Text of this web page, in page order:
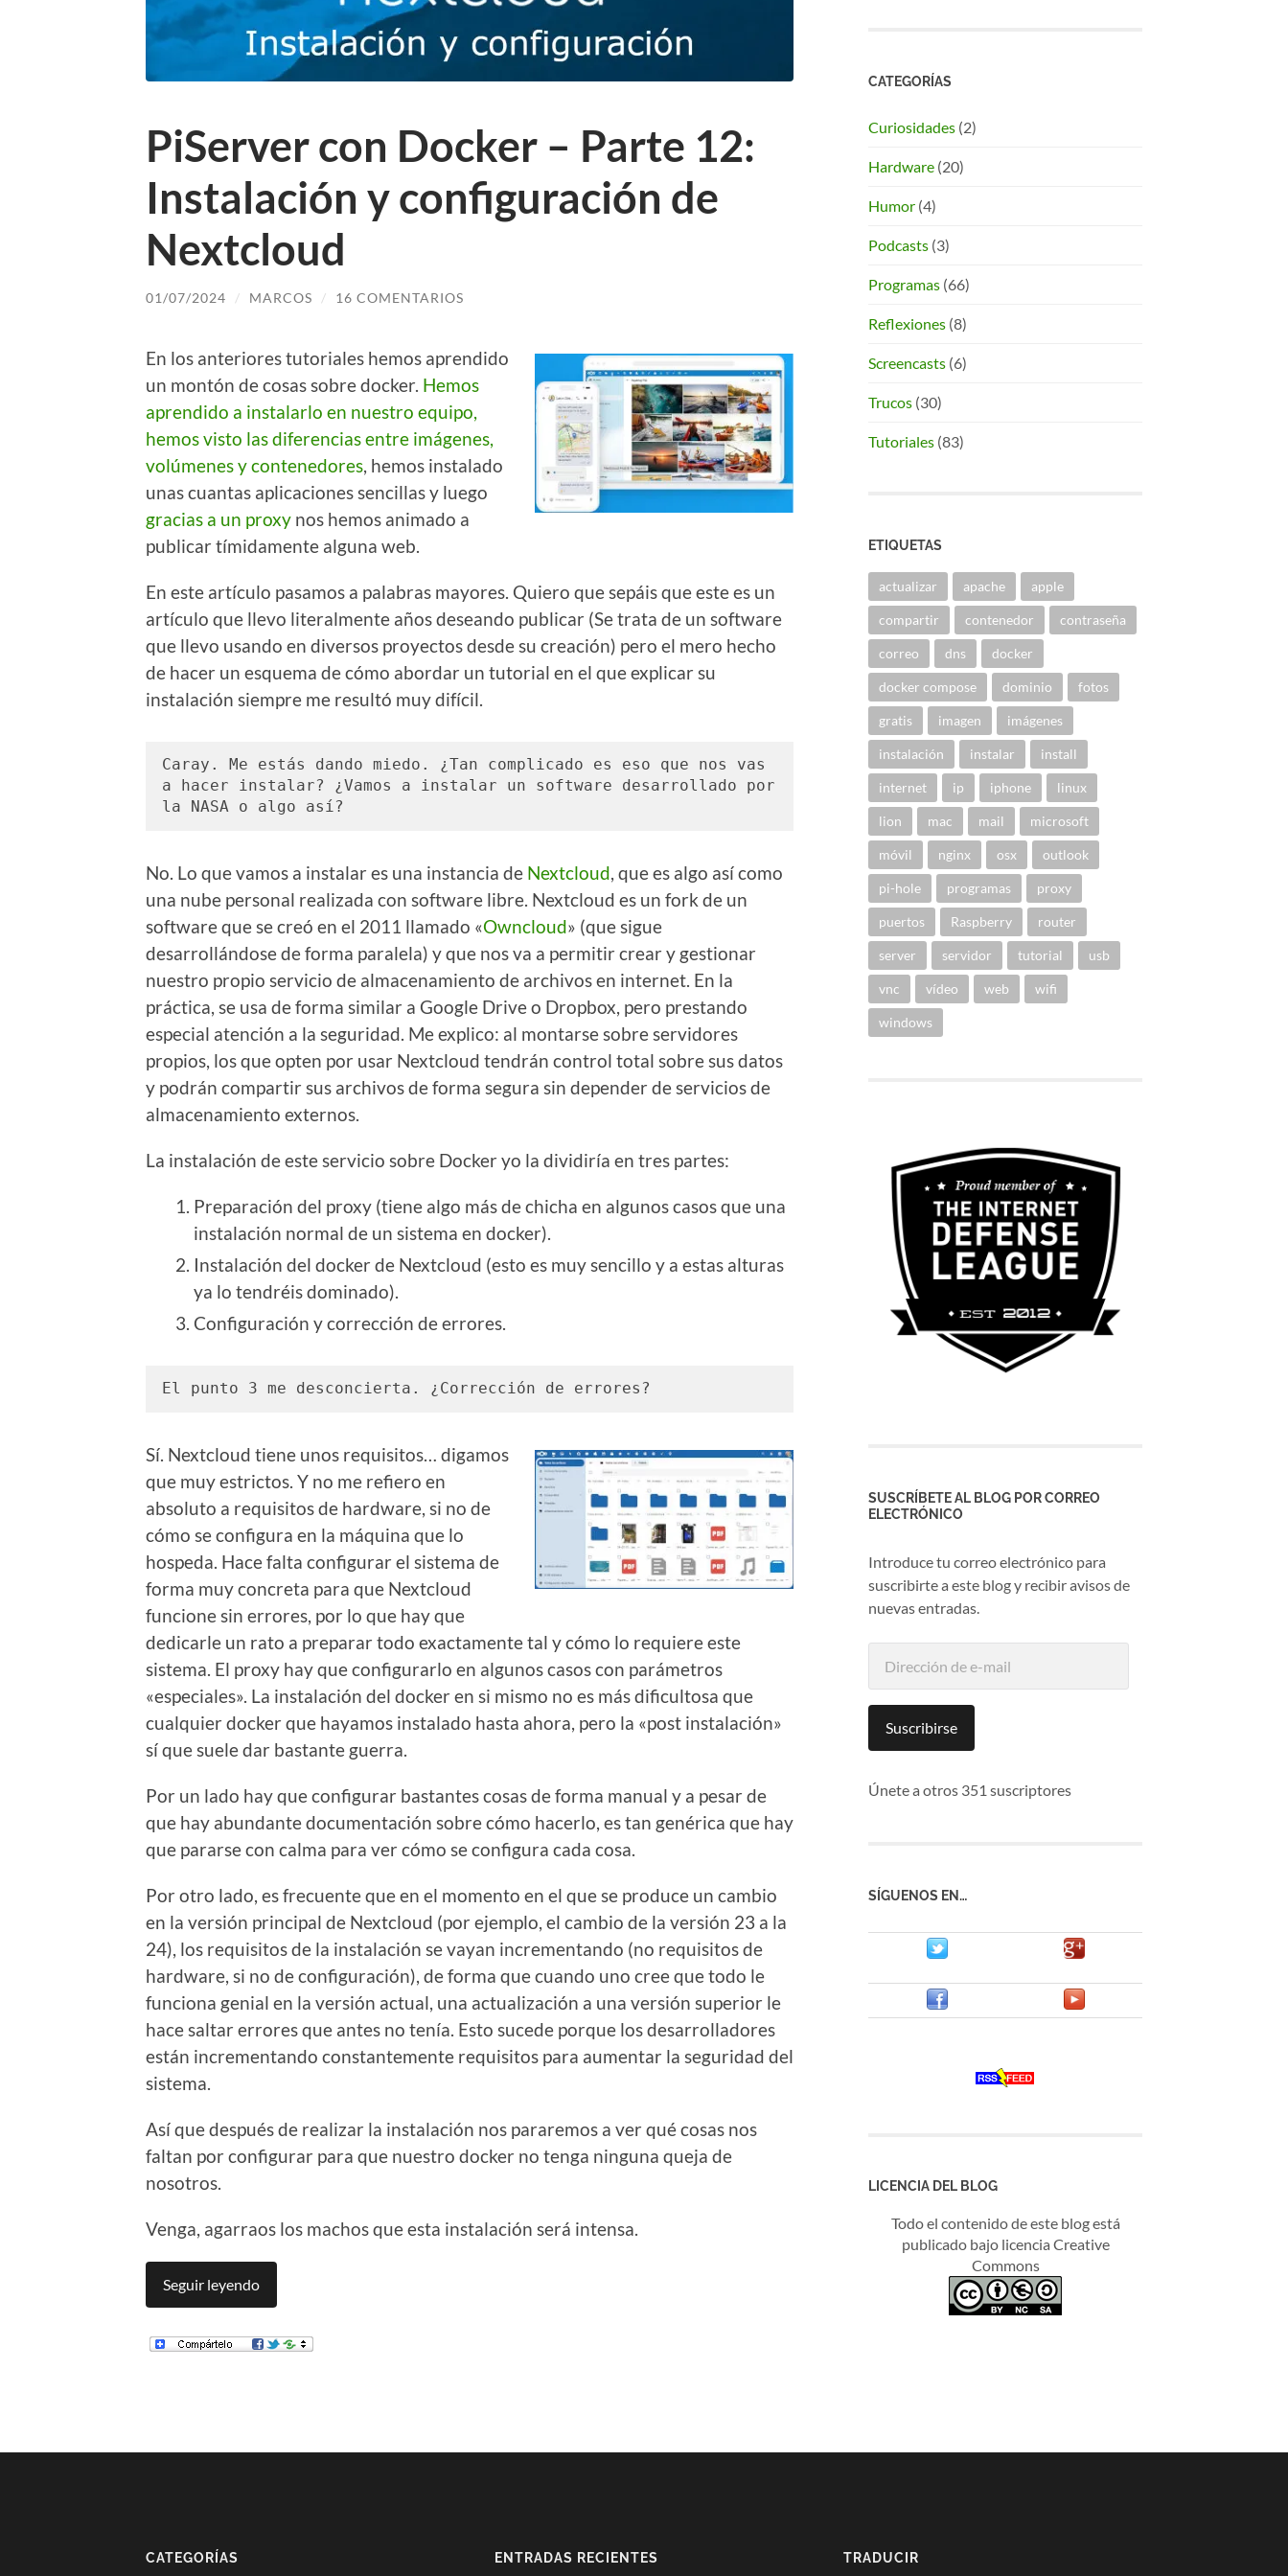
PiServer con Docker – Parte 12:
Instalación y configuración de
Nextcloud
01/07/2024 / MARCOS / 16 COMENTARIOS
En los anteriores tutoriales hemos aprendido
un montón de cosas sobre docker. Hemos
aprendido a instalarlo en nuestro equipo,
hemos visto las diferencias entre imágenes,
volúmenes y contenedores, hemos instalado
unas cuantas aplicaciones sencillas y luego
gracias a un proxy nos hemos animado a
publicar tímidamente alguna web.
En este artículo pasamos a palabras mayores. Quiero que sepáis que este es un
artículo que llevo literalmente años deseando publicar (Se trata de un software
que llevo usando en diversos proyectos desde su creación) pero el mero hecho
de hacer un esquema de cómo abordar un tutorial en el que explicar su
instalación siempre me resultó muy difícil.
Caray. Me estás dando miedo. ¿Tan complicado es eso que nos vas
a hacer instalar? ¿Vamos a instalar un software desarrollado por
la NASA o algo así?
No. Lo que vamos a instalar es una instancia de Nextcloud, que es algo así como
una nube personal realizada con software libre. Nextcloud es un fork de un
software que se creó en el 2011 llamado «Owncloud» (que sigue
desarrollándose de forma paralela) y que nos va a permitir crear y gestionar
nuestro propio servicio de almacenamiento de archivos en internet. En la
práctica, se usa de forma similar a Google Drive o Dropbox, pero prestando
especial atención a la seguridad. Me explico: al montarse sobre servidores
propios, los que opten por usar Nextcloud tendrán control total sobre sus datos
y podrán compartir sus archivos de forma segura sin depender de servicios de
almacenamiento externos.
La instalación de este servicio sobre Docker yo la dividiría en tres partes:
Preparación del proxy (tiene algo más de chicha en algunos casos que una
instalación normal de un sistema en docker).
Instalación del docker de Nextcloud (esto es muy sencillo y a estas alturas
ya lo tendréis dominado).
Configuración y corrección de errores.
El punto 3 me desconcierta. ¿Corrección de errores?
Sí. Nextcloud tiene unos requisitos… digamos
que muy estrictos. Y no me refiero en
absoluto a requisitos de hardware, si no de
cómo se configura en la máquina que lo
hospeda. Hace falta configurar el sistema de
forma muy concreta para que Nextcloud
funcione sin errores, por lo que hay que
dedicarle un rato a preparar todo exactamente tal y cómo lo requiere este
sistema. El proxy hay que configurarlo en algunos casos con parámetros
«especiales». La instalación del docker en si mismo no es más dificultosa que
cualquier docker que hayamos instalado hasta ahora, pero la «post instalación»
sí que suele dar bastante guerra.
Por un lado hay que configurar bastantes cosas de forma manual y a pesar de
que hay abundante documentación sobre cómo hacerlo, es tan genérica que hay
que pararse con calma para ver cómo se configura cada cosa.
Por otro lado, es frecuente que en el momento en el que se produce un cambio
en la versión principal de Nextcloud (por ejemplo, el cambio de la versión 23 a la
24), los requisitos de la instalación se vayan incrementando (no requisitos de
hardware, si no de configuración), de forma que cuando uno cree que todo le
funciona genial en la versión actual, una actualización a una versión superior le
hace saltar errores que antes no tenía. Esto sucede porque los desarrolladores
están incrementando constantemente requisitos para aumentar la seguridad del
sistema.
Así que después de realizar la instalación nos pararemos a ver qué cosas nos
faltan por configurar para que nuestro docker no tenga ninguna queja de
nosotros.
Venga, agarraos los machos que esta instalación será intensa.
Seguir leyendo
CATEGORÍAS
Curiosidades (2)
Hardware (20)
Humor (4)
Podcasts (3)
Programas (66)
Reflexiones (8)
Screencasts (6)
Trucos (30)
Tutoriales (83)
ETIQUETAS
actualizar apache apple
compartir contenedor contraseña
correo dns docker
docker compose dominio fotos
gratis imagen imágenes
instalación instalar install
internet ip iphone linux
lion mac mail microsoft
móvil nginx osx outlook
pi-hole programas proxy
puertos Raspberry router
server servidor tutorial usb
vnc vídeo web wifi
windows
SUSCRÍBETE AL BLOG POR CORREO
ELECTRÓNICO
Introduce tu correo electrónico para
suscribirte a este blog y recibir avisos de
nuevas entradas.
mailSuscribirse
Únete a otros 351 suscriptores
SÍGUENOS EN…
LICENCIA DEL BLOG
Todo el contenido de este blog está
publicado bajo licencia Creative
Commons
CATEGORÍAS ENTRADAS RECIENTES TRADUCIR